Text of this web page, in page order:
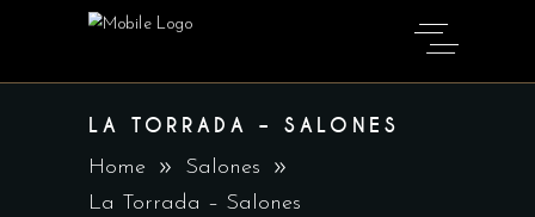
LA TORRADA – SALONES
Home
Salones
La Torrada – Salones